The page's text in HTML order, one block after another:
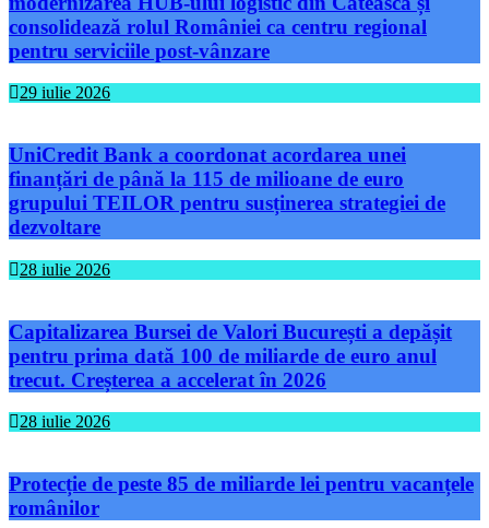
consolidează rolul României ca centru regional
pentru serviciile post-vânzare
29 iulie 2026
UniCredit Bank a coordonat acordarea unei
finanțări de până la 115 de milioane de euro
grupului TEILOR pentru susținerea strategiei de
dezvoltare
28 iulie 2026
Capitalizarea Bursei de Valori București a depășit
pentru prima dată 100 de miliarde de euro anul
trecut. Creșterea a accelerat în 2026
28 iulie 2026
Protecție de peste 85 de miliarde lei pentru vacanțele
românilor